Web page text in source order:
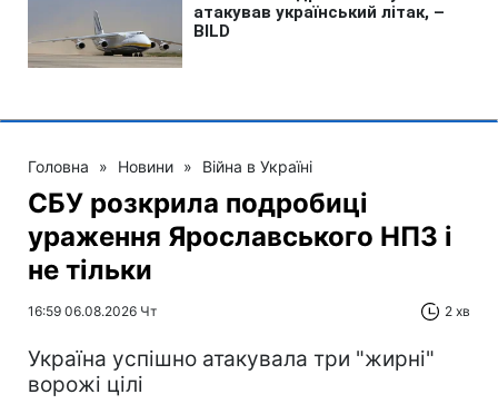
Головна » Новини » Війна в Україні
СБУ розкрила подробиці
ураження Ярославського НПЗ і
не тільки
16:59 06.08.2026 Чт 2 хв
Україна успішно атакувала три "жирні"
ворожі цілі